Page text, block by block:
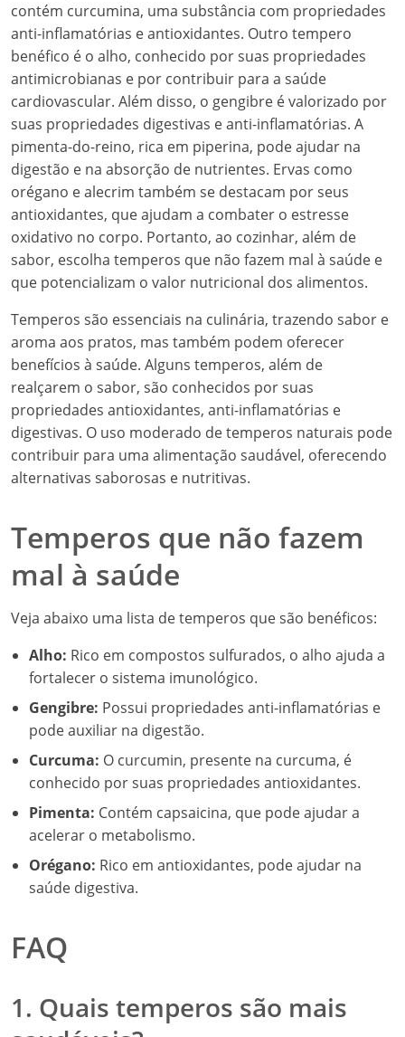
contém curcumina, uma substância com propriedades
anti-inflamatórias e antioxidantes. Outro tempero
benéfico é o alho, conhecido por suas propriedades
antimicrobianas e por contribuir para a saúde
cardiovascular. Além disso, o gengibre é valorizado por
suas propriedades digestivas e anti-inflamatórias. A
pimenta-do-reino, rica em piperina, pode ajudar na
digestão e na absorção de nutrientes. Ervas como
orégano e alecrim também se destacam por seus
antioxidantes, que ajudam a combater o estresse
oxidativo no corpo. Portanto, ao cozinhar, além de
sabor, escolha temperos que não fazem mal à saúde e
que potencializam o valor nutricional dos alimentos.
Temperos são essenciais na culinária, trazendo sabor e
aroma aos pratos, mas também podem oferecer
benefícios à saúde. Alguns temperos, além de
realçarem o sabor, são conhecidos por suas
propriedades antioxidantes, anti-inflamatórias e
digestivas. O uso moderado de temperos naturais pode
contribuir para uma alimentação saudável, oferecendo
alternativas saborosas e nutritivas.
Temperos que não fazem
mal à saúde
Veja abaixo uma lista de temperos que são benéficos:
Alho: Rico em compostos sulfurados, o alho ajuda a
fortalecer o sistema imunológico.
Gengibre: Possui propriedades anti-inflamatórias e
pode auxiliar na digestão.
Curcuma: O curcumin, presente na curcuma, é
conhecido por suas propriedades antioxidantes.
Pimenta: Contém capsaicina, que pode ajudar a
acelerar o metabolismo.
Orégano: Rico em antioxidantes, pode ajudar na
saúde digestiva.
FAQ
1. Quais temperos são mais